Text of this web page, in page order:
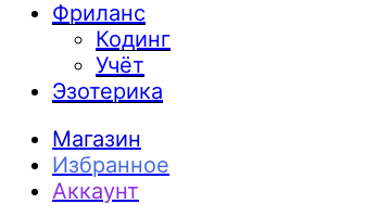
Фриланс
Кодинг
Учёт
Эзотерика
Магазин
Избранное
Аккаунт